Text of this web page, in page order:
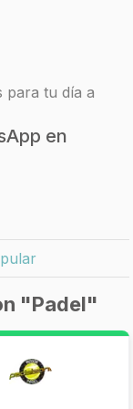
para tu día a
en
"Padel"